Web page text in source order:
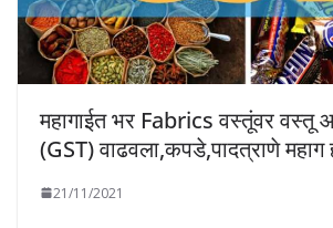
महागाईत भर Fabrics वस्तूंवर वस्तू
(GST) वाढवला,कपडे,पादत्राणे महाग
21/11/2021